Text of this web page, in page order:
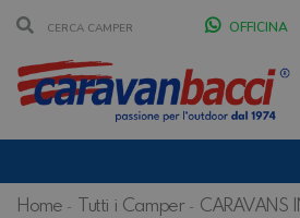
OFFICINA
Home Tutti i Camper CARAVANS